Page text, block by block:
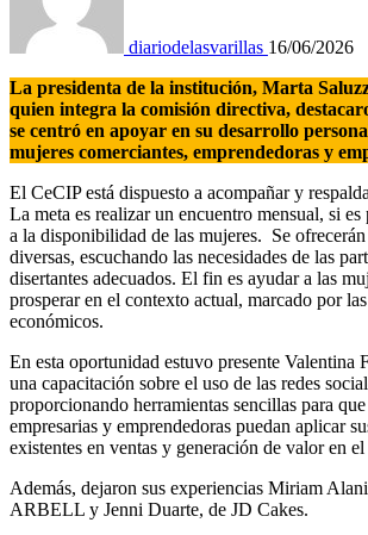
diariodelasvarillas 16/06/2026
La presidenta de la institución, Marta
quien integra la comisión directiva,
se centró en apoyar en su desarrollo
mujeres comerciantes, emprendedoras y
El CeCIP está dispuesto a acompañar y
La meta es realizar un encuentro mensual, si es
a la disponibilidad de las mujeres. Se
diversas, escuchando las necesidades de las
disertantes adecuados. El fin es ayudar a las
prosperar en el contexto actual, marcado por
económicos.
En esta oportunidad estuvo presente Valentina
una capacitación sobre el uso de las redes
proporcionando herramientas sencillas para
empresarias y emprendedoras puedan aplicar
existentes en ventas y generación de valor en
Además, dejaron sus experiencias Miriam
ARBELL y Jenni Duarte, de JD Cakes.